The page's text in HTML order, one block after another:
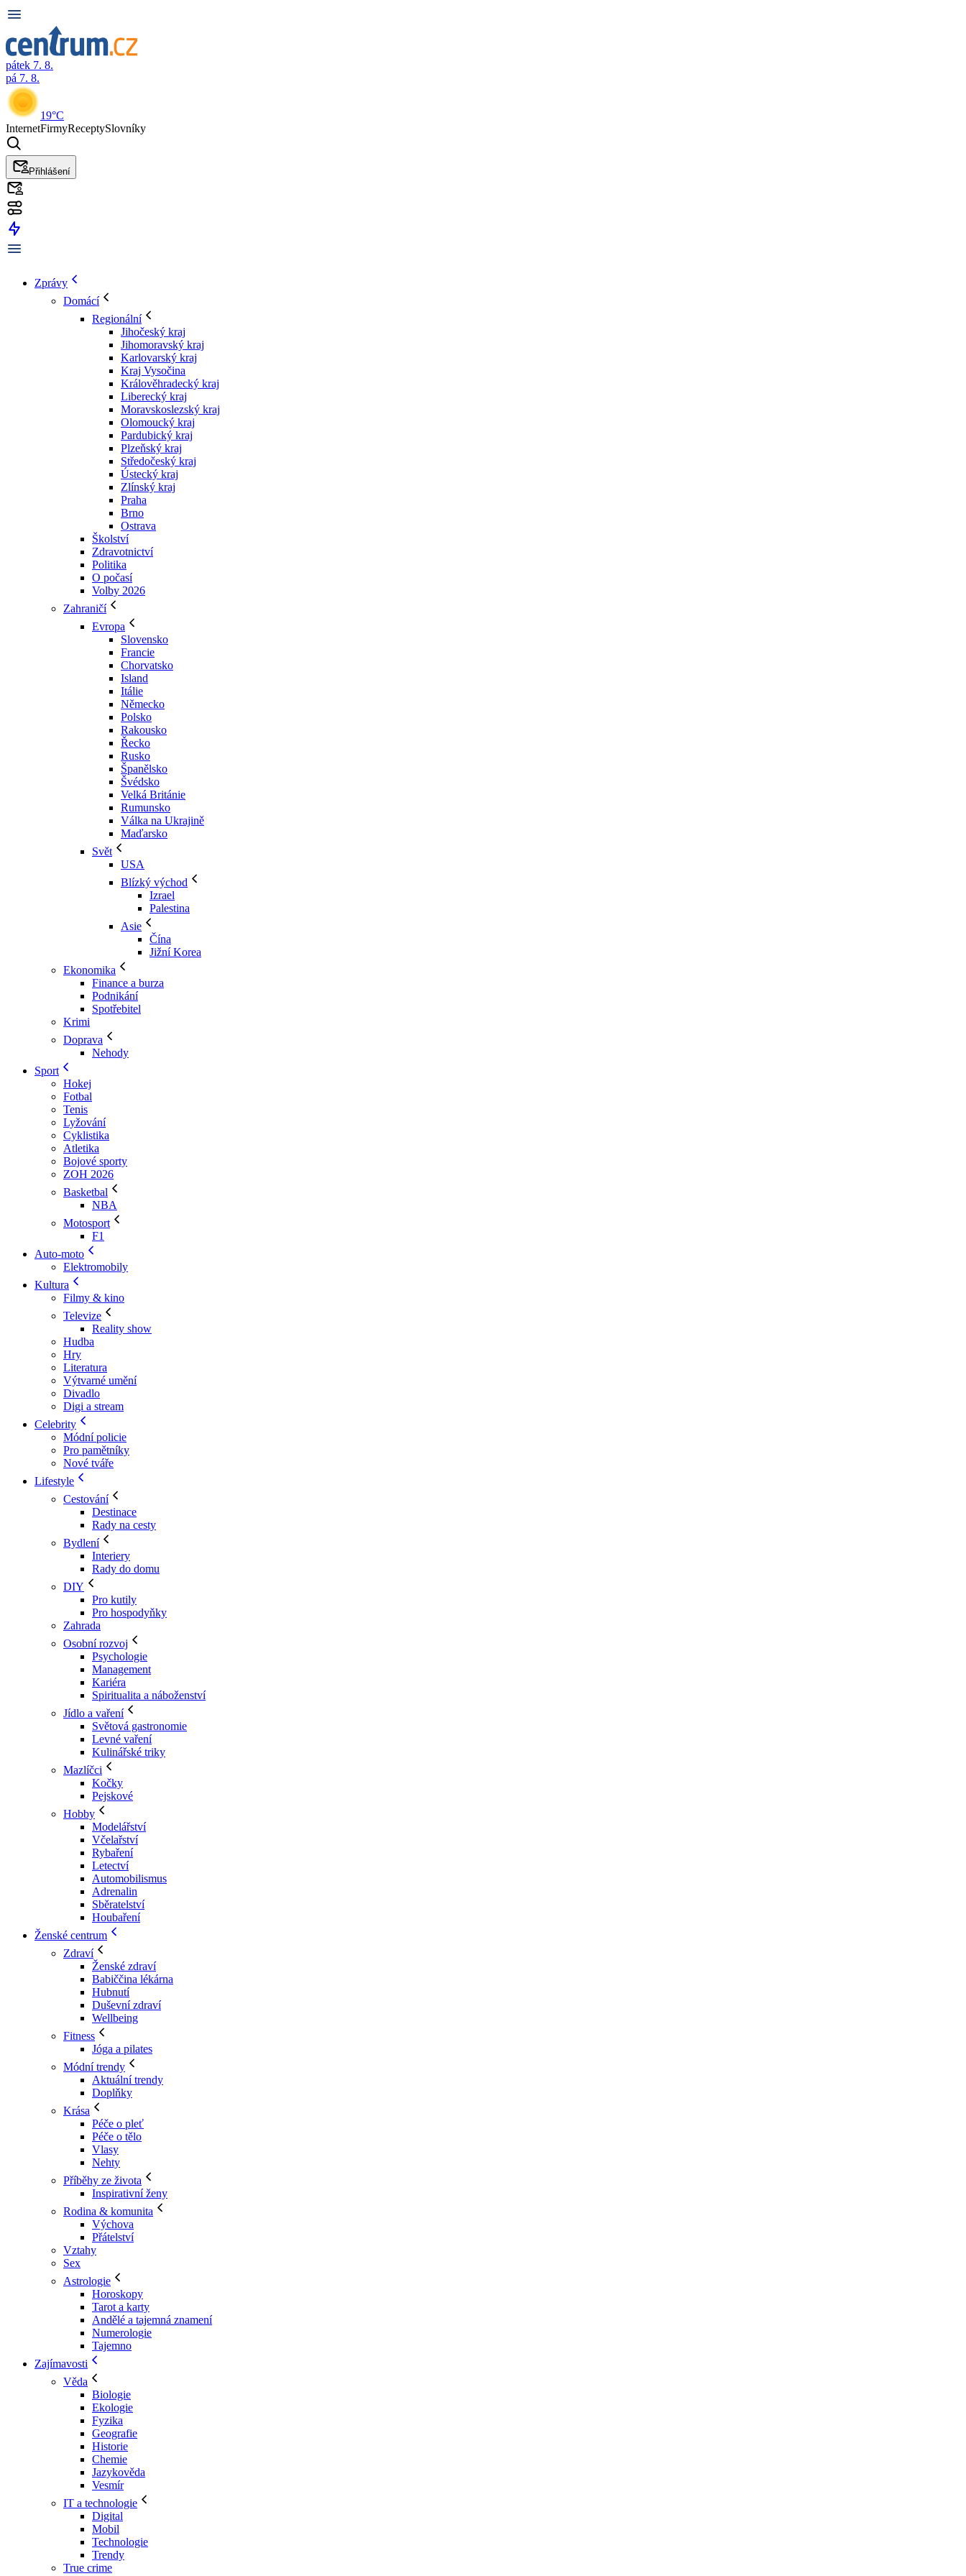
pátek 7. 8.
pá 7. 8.
19°C
InternetFirmyReceptySlovníky
Přihlášení
Zprávy
Domácí
Regionální
Jihočeský kraj
Jihomoravský kraj
Karlovarský kraj
Kraj Vysočina
Králověhradecký kraj
Liberecký kraj
Moravskoslezský kraj
Olomoucký kraj
Pardubický kraj
Plzeňský kraj
Středočeský kraj
Ústecký kraj
Zlínský kraj
Praha
Brno
Ostrava
Školství
Zdravotnictví
Politika
O počasí
Volby 2026
Zahraničí
Evropa
Slovensko
Francie
Chorvatsko
Island
Itálie
Německo
Polsko
Rakousko
Řecko
Rusko
Španělsko
Švédsko
Velká Británie
Rumunsko
Válka na Ukrajině
Maďarsko
Svět
USA
Blízký východ
Izrael
Palestina
Asie
Čína
Jižní Korea
Ekonomika
Finance a burza
Podnikání
Spotřebitel
Krimi
Doprava
Nehody
Sport
Hokej
Fotbal
Tenis
Lyžování
Cyklistika
Atletika
Bojové sporty
ZOH 2026
Basketbal
NBA
Motosport
F1
Auto-moto
Elektromobily
Kultura
Filmy & kino
Televize
Reality show
Hudba
Hry
Literatura
Výtvarné umění
Divadlo
Digi a stream
Celebrity
Módní policie
Pro pamětníky
Nové tváře
Lifestyle
Cestování
Destinace
Rady na cesty
Bydlení
Interiery
Rady do domu
DIY
Pro kutily
Pro hospodyňky
Zahrada
Osobní rozvoj
Psychologie
Management
Kariéra
Spiritualita a náboženství
Jídlo a vaření
Světová gastronomie
Levné vaření
Kulinářské triky
Mazlíčci
Kočky
Pejskové
Hobby
Modelářství
Včelařství
Rybaření
Letectví
Automobilismus
Adrenalin
Sběratelství
Houbaření
Ženské centrum
Zdraví
Ženské zdraví
Babiččina lékárna
Hubnutí
Duševní zdraví
Wellbeing
Fitness
Jóga a pilates
Módní trendy
Aktuální trendy
Doplňky
Krása
Péče o pleť
Péče o tělo
Vlasy
Nehty
Příběhy ze života
Inspirativní ženy
Rodina & komunita
Výchova
Přátelství
Vztahy
Sex
Astrologie
Horoskopy
Tarot a karty
Andělé a tajemná znamení
Numerologie
Tajemno
Zajímavosti
Věda
Biologie
Ekologie
Fyzika
Geografie
Historie
Chemie
Jazykověda
Vesmír
IT a technologie
Digital
Mobil
Technologie
Trendy
True crime